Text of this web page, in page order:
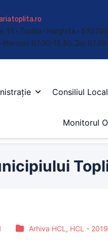
14 • Toplița • Harghita • 535700
Miercuri: 07.00-15.30; Joi:
Consiliul Local
Monitorul
Arhiva HCL , HCL - 2019